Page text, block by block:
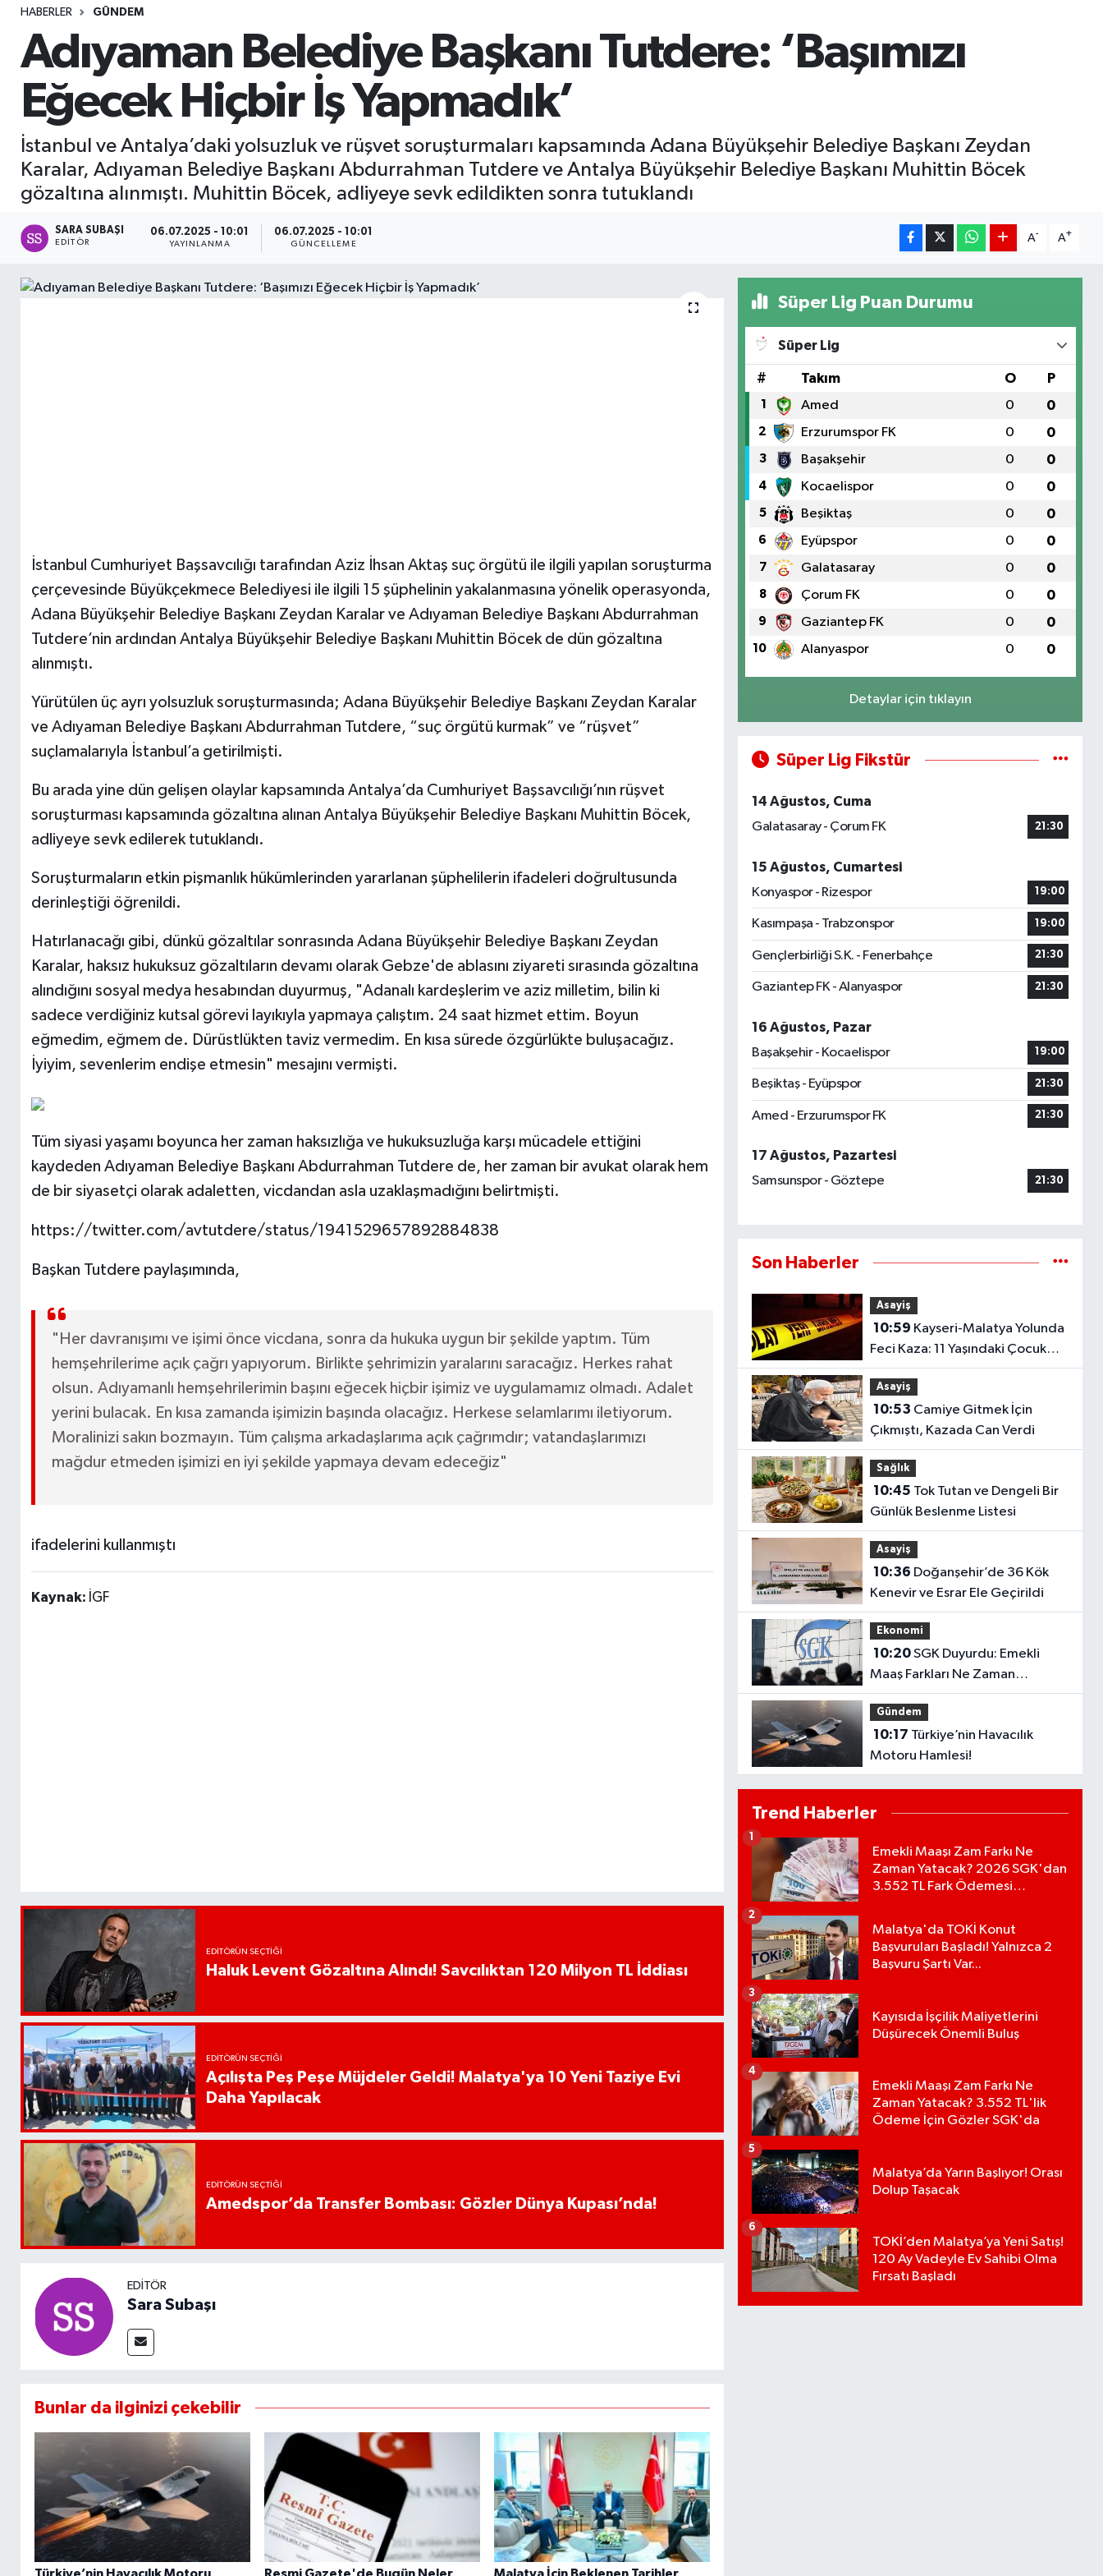
HABERLER GÜNDEM
Adıyaman Belediye Başkanı Tutdere: ‘Başımızı
Eğecek Hiçbir İş Yapmadık’
İstanbul ve Antalya’daki yolsuzluk ve rüşvet soruşturmaları kapsamında Adana Büyükşehir Belediye Başkanı Zeydan
Karalar, Adıyaman Belediye Başkanı Abdurrahman Tutdere ve Antalya Büyükşehir Belediye Başkanı Muhittin Böcek
gözaltına alınmıştı. Muhittin Böcek, adliyeye sevk edildikten sonra tutuklandı
SARA SUBAŞI
EDITÖR
06.07.2025 - 10:01
YAYINLANMA
06.07.2025 - 10:01
GÜNCELLEME
A- A+
İstanbul Cumhuriyet Başsavcılığı tarafından Aziz İhsan Aktaş suç örgütü ile ilgili yapılan soruşturma
çerçevesinde Büyükçekmece Belediyesi ile ilgili 15 şüphelinin yakalanmasına yönelik operasyonda,
Adana Büyükşehir Belediye Başkanı Zeydan Karalar ve Adıyaman Belediye Başkanı Abdurrahman
Tutdere’nin ardından Antalya Büyükşehir Belediye Başkanı Muhittin Böcek de dün gözaltına
alınmıştı.
Yürütülen üç ayrı yolsuzluk soruşturmasında; Adana Büyükşehir Belediye Başkanı Zeydan Karalar
ve Adıyaman Belediye Başkanı Abdurrahman Tutdere, “suç örgütü kurmak” ve “rüşvet”
suçlamalarıyla İstanbul’a getirilmişti.
Bu arada yine dün gelişen olaylar kapsamında Antalya’da Cumhuriyet Başsavcılığı’nın rüşvet
soruşturması kapsamında gözaltına alınan Antalya Büyükşehir Belediye Başkanı Muhittin Böcek,
adliyeye sevk edilerek tutuklandı.
Soruşturmaların etkin pişmanlık hükümlerinden yararlanan şüphelilerin ifadeleri doğrultusunda
derinleştiği öğrenildi.
Hatırlanacağı gibi, dünkü gözaltılar sonrasında Adana Büyükşehir Belediye Başkanı Zeydan
Karalar, haksız hukuksuz gözaltıların devamı olarak Gebze'de ablasını ziyareti sırasında gözaltına
alındığını sosyal medya hesabından duyurmuş, "Adanalı kardeşlerim ve aziz milletim, bilin ki
sadece verdiğiniz kutsal görevi layıkıyla yapmaya çalıştım. 24 saat hizmet ettim. Boyun
eğmedim, eğmem de. Dürüstlükten taviz vermedim. En kısa sürede özgürlükte buluşacağız.
İyiyim, sevenlerim endişe etmesin" mesajını vermişti.
Tüm siyasi yaşamı boyunca her zaman haksızlığa ve hukuksuzluğa karşı mücadele ettiğini
kaydeden Adıyaman Belediye Başkanı Abdurrahman Tutdere de, her zaman bir avukat olarak hem
de bir siyasetçi olarak adaletten, vicdandan asla uzaklaşmadığını belirtmişti.
https://twitter.com/avtutdere/status/1941529657892884838
Başkan Tutdere paylaşımında,
"Her davranışımı ve işimi önce vicdana, sonra da hukuka uygun bir şekilde yaptım. Tüm
hemşehrilerime açık çağrı yapıyorum. Birlikte şehrimizin yaralarını saracağız. Herkes rahat
olsun. Adıyamanlı hemşehrilerimin başını eğecek hiçbir işimiz ve uygulamamız olmadı. Adalet
yerini bulacak. En kısa zamanda işimizin başında olacağız. Herkese selamlarımı iletiyorum.
Moralinizi sakın bozmayın. Tüm çalışma arkadaşlarıma açık çağrımdır; vatandaşlarımızı
mağdur etmeden işimizi en iyi şekilde yapmaya devam edeceğiz"
ifadelerini kullanmıştı
Kaynak: İGF
EDITÖRÜN SEÇTIĞI
Haluk Levent Gözaltına Alındı! Savcılıktan 120 Milyon TL İddiası
EDITÖRÜN SEÇTIĞI
Açılışta Peş Peşe Müjdeler Geldi! Malatya'ya 10 Yeni Taziye Evi
Daha Yapılacak
EDITÖRÜN SEÇTIĞI
Amedspor’da Transfer Bombası: Gözler Dünya Kupası’nda!
EDITÖR
Sara Subaşı
Bunlar da ilginizi çekebilir
Türkiye’nin Havacılık Motoru Resmi Gazete'de Bugün Neler Malatya İçin Beklenen Tarihler
Süper Lig Puan Durumu
Süper Lig
# Takım O P
1 Amed 0 0
2 Erzurumspor FK 0 0
3 Başakşehir 0 0
4 Kocaelispor 0 0
5 Beşiktaş 0 0
6 Eyüpspor 0 0
7 Galatasaray 0 0
8 Çorum FK 0 0
9 Gaziantep FK 0 0
10 Alanyaspor 0 0
Detaylar için tıklayın
Süper Lig Fikstür
14 Ağustos, Cuma
Galatasaray - Çorum FK
21:30
15 Ağustos, Cumartesi
Konyaspor - Rizespor
19:00
Kasımpaşa - Trabzonspor 19:00
Gençlerbirliği S.K. - Fenerbahçe 21:30
Gaziantep FK - Alanyaspor 21:30
16 Ağustos, Pazar
Başakşehir - Kocaelispor
19:00
Beşiktaş - Eyüpspor 21:30
Amed - Erzurumspor FK 21:30
17 Ağustos, Pazartesi
Samsunspor - Göztepe
21:30
Son Haberler
Asayiş
10:59
Feci Kaza: 11 Yaşındaki Çocuk
Hayatını Kaybetti!
Asayiş
10:53
Çıkmıştı, Kazada Can Verdi
Sağlık
10:45
Günlük Beslenme Listesi
Asayiş
10:36
Kenevir ve Esrar Ele Geçirildi
Ekonomi
10:20SGK Duyurdu: Emekli
Maaş Farkları Ne Zaman
Yatacak?
Gündem
10:17
Motoru Hamlesi!
Trend Haberler
Emekli Maaşı Zam Farkı Ne
Zaman Yatacak? 2026 SGK'dan
3.552 TL Fark Ödemesi
1
Malatya'da TOKİ Konut
Başvuruları Başladı! Yalnızca 2
Başvuru Şartı Var...
2
Kayısıda İşçilik Maliyetlerini
Düşürecek Önemli Buluş
3
Emekli Maaşı Zam Farkı Ne
Zaman Yatacak? 3.552 TL'lik
Ödeme İçin Gözler SGK'da
4
Malatya’da Yarın Başlıyor! Orası
Dolup Taşacak
5
TOKİ’den Malatya’ya Yeni Satış!
120 Ay Vadeyle Ev Sahibi Olma
Fırsatı Başladı
6
Seri İlan
Siyaset
Spor
Yaşam